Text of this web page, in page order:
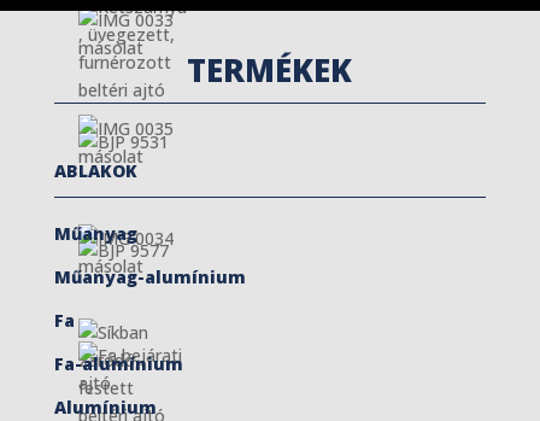
TERMÉKEK
ABLAKOK
Műanyag
Műanyag-alumínium
Fa
Fa-alumínium
Alumínium